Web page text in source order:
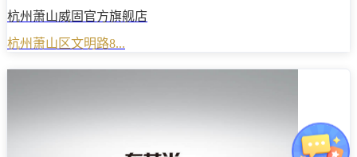
杭州萧山威固官方旗舰店
杭州萧山区文明路8...